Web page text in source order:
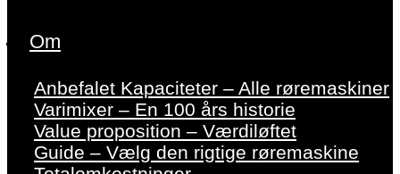
Om
Anbefalet Kapaciteter – Alle røremaskiner
Varimixer – En 100 års historie
Value proposition – Værdiløftet
Guide – Vælg den rigtige røremaskine